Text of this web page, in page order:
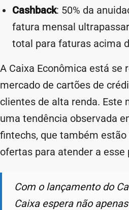
Cashback: 50% da
fatura mensal
total para faturas acima
A Caixa Econômica está se
mercado de cartões de
clientes de alta renda. Este
uma tendência observada
fintechs, que também
ofertas para atender a esse
Com o lançamento do
Caixa espera não